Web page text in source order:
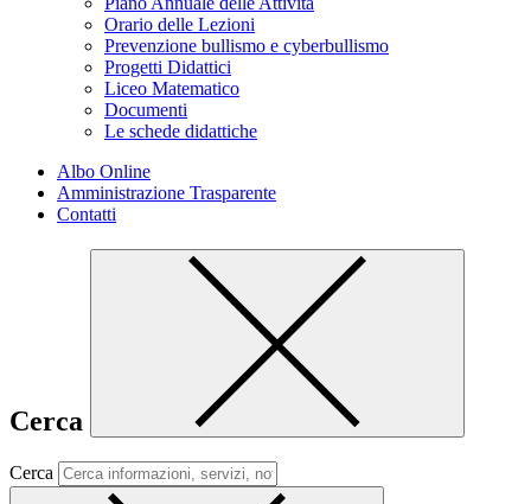
Orario delle Lezioni
Prevenzione bullismo e cyberbullismo
Progetti Didattici
Liceo Matematico
Documenti
Le schede didattiche
Albo Online
Amministrazione Trasparente
Contatti
Cerca
Cerca